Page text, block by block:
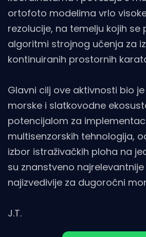
ortofoto modelima vrlo
rezolucije, na temelju kojih se
algoritmi strojnog učenja za
kontinuiranih prostornih
Glavni cilj ove aktivnosti bio
morske i slatkovodne
potencijalom za
multisenzorskih tehnologija,
izbor istraživačkih ploha na
su znanstveno
najizvedivije za dugoročni
J.T.